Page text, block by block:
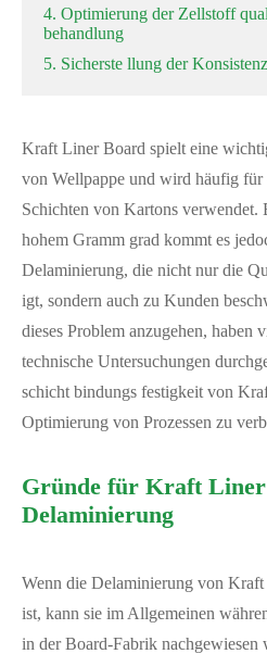
4. Optimierung der Zellstoff
behandlung
5. Sicherste llung der
Kraft Liner Board spielt eine
von Wellpappe und wird häufig für
Schichten von Kartons
hohem Gramm grad kommt es
Delaminierung, die nicht nur die
igt, sondern auch zu Kunden
dieses Problem anzugehen, haben
technische Untersuchungen
schicht bindungs festigkeit von
Optimierung von Prozessen zu
Gründe für Kraft
Delaminierung
Wenn die Delaminierung von
ist, kann sie im Allgemeinen
in der Board-Fabrik nachgewiesen